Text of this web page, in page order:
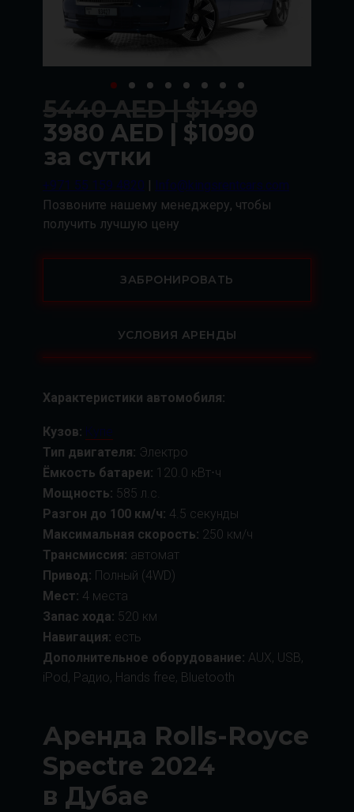
ЗАБРОНИРОВАТЬ
3980 AED | $1090
за сутки
Характеристики автомобиля:
5440 AED | $1490
УСЛОВИЯ АРЕНДЫ
Аренда Rolls-Royce
Spectre 2024
в Дубае
Ёмкость батареи: 120.0 кВт⋅ч
Максимальная скорость: 250 км/ч
Трансмиссия: автомат
Разгон до 100 км/ч: 4.5 секунды
Мощность: 585 л.с.
Тип двигателя: Электро
Привод: Полный (4WD)
Запас хода: 520 км
Дополнительное оборудование: AUX, USB,
iPod, Радио, Hands free, Bluetooth
Навигация: есть
Мест: 4 места
Кузов: Купе
+971 55 159 4820 | Info@kingsrentcars.com
Позвоните нашему менеджеру, чтобы
получить лучшую цену